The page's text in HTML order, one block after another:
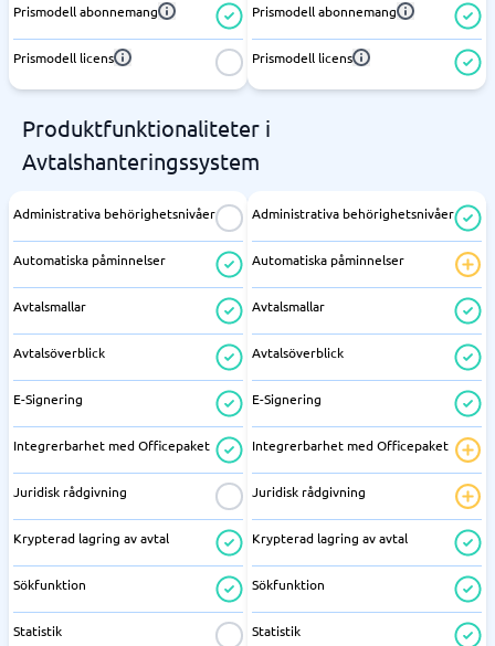
Prismodell abonnemang
Prismodell licens
Prismodell abonnemang
Prismodell licens
Produktfunktionaliteter i
Avtalshanteringssystem
Administrativa behörighetsnivåer
Automatiska påminnelser
Avtalsmallar
Avtalsöverblick
E-Signering
Integrerbarhet med Officepaket
Juridisk rådgivning
Krypterad lagring av avtal
Sökfunktion
Statistik
Administrativa behörighetsnivåer
Automatiska påminnelser
Avtalsmallar
Avtalsöverblick
E-Signering
Integrerbarhet med Officepaket
Juridisk rådgivning
Krypterad lagring av avtal
Sökfunktion
Statistik